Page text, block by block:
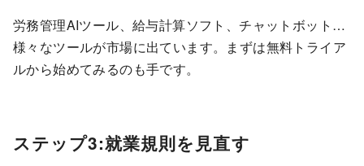
労務管理AIツール、給与計算ソフト、チャットボット…
様々なツールが市場に出ています。まずは無料トライア
ルから始めてみるのも手です。
ステップ3:就業規則を見直す